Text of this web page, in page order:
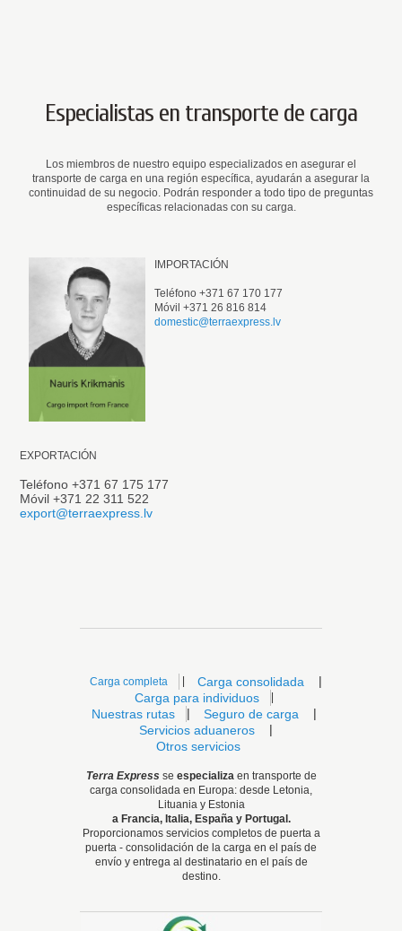
Especialistas en transporte de carga
Los miembros de nuestro equipo especializados en asegurar el
transporte de carga en una región específica, ayudarán a asegurar la
continuidad de su negocio. Podrán responder a todo tipo de preguntas
específicas relacionadas con su carga.
IMPORTACIÓN
Teléfono +371 67 170 177
Móvil +371 26 816 814
domestic@terraexpress.lv
EXPORTACIÓN
Teléfono +371 67 175 177
Móvil +371 22 311 522
export@terraexpress.lv
Carga completa Carga consolidada
|
Carga para individuos
Nuestras rutas | Seguro de carga
|
Servicios aduaneros
|
Otros servicios
Terra Express se especializaen transporte de
carga consolidada en Europa: desde Letonia,
Lituania y Estonia
a Francia, Italia, España y Portugal.
Proporcionamos servicios completos de puerta a
puerta - consolidación de la carga en el país de
envío y entrega al destinatario en el país de
destino.